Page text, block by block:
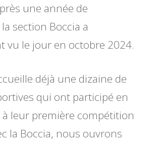
une année de
section Boccia a
vu le jour en octobre 2024.
déjà une dizaine de
qui ont participé en
leur première compétition
la Boccia, nous ouvrons